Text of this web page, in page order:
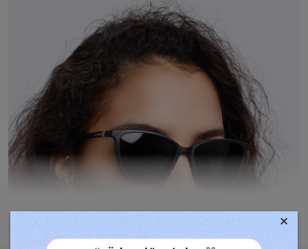
TOVÁBBIAK MEGJELENÍTÉSE ×